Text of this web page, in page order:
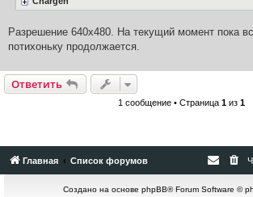
Разрешение 640х480. На текущий момент пока
потихоньку продолжается.
Ответить
1 сообщение • Страница 1из 1
Главная Список форумов
Создано на основе phpBB® Forum Software ©